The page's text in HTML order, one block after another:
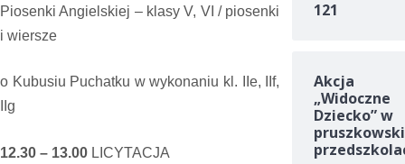
Piosenki Angielskiej – klasy V, VI / piosenki
i wiersze
o Kubusiu Puchatku w wykonaniu kl. IIe, IIf,
IIg
12.30 – 13.00 LICYTACJA
121
Akcja
„Widoczne
Dziecko” w